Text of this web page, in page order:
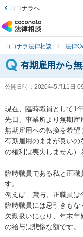
ココナラへ
ココナラ法律相談 法律
有期雇用から
公開日時： 2020年5月11日
現在、臨時職員として1
先日、事業所より無期雇
無期雇用への転換を希望
有期雇用のままが良い
の権利は喪失しません）
臨時職員である私と正職
す。
例えば、賞与。正職員は
臨時職員には忌引きもな
欠勤扱いになり、年末年
の給与は悲惨な額です。